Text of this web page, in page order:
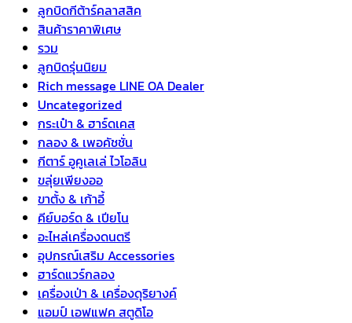
ลูกบิดกีต้าร์คลาสสิค
สินค้าราคาพิเศษ
รวม
ลูกบิดรุ่นนิยม
Rich message LINE OA Dealer
Uncategorized
กระเป๋า & ฮาร์ดเคส
กลอง & เพอคัชชั่น
กีตาร์ อูคูเลเล่ ไวโอลิน
ขลุ่ยเพียงออ
ขาตั้ง & เก้าอี้
คีย์บอร์ด & เปียโน
อะไหล่เครื่องดนตรี
อุปกรณ์เสริม Accessories
ฮาร์ดแวร์กลอง
เครื่องเป่า & เครื่องดุริยางค์
แอมป์ เอฟแฟค สตูดิโอ